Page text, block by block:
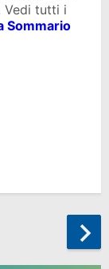
Vedi tutti i
Sommario